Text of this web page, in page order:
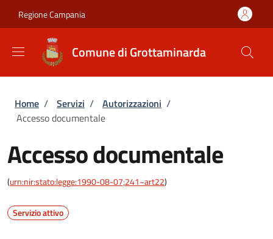
Regione Campania
Comune di Grottaminarda
Briciole di pane
Home / Servizi / Autorizzazioni /
Accesso documentale
Accesso documentale
(urn:nir:stato:legge:1990-08-07;241~art22)
Servizio attivo